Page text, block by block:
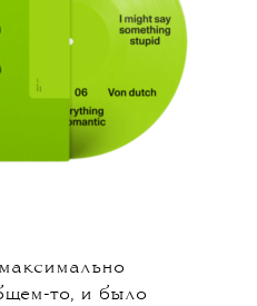
то, и было